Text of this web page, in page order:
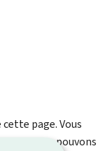
page. Vous
que nous pouvons